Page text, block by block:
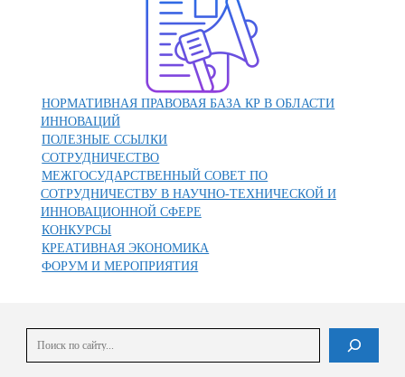
НОРМАТИВНАЯ ПРАВОВАЯ БАЗА КР В ОБЛАСТИ
ИННОВАЦИЙ
ПОЛЕЗНЫЕ ССЫЛКИ
СОТРУДНИЧЕСТВО
МЕЖГОСУДАРСТВЕННЫЙ СОВЕТ ПО
СОТРУДНИЧЕСТВУ В НАУЧНО-ТЕХНИЧЕСКОЙ И
ИННОВАЦИОННОЙ СФЕРЕ
КОНКУРСЫ
КРЕАТИВНАЯ ЭКОНОМИКА
ФОРУМ И МЕРОПРИЯТИЯ